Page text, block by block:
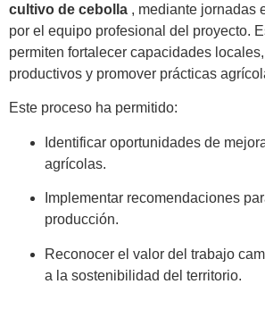
cultivo de cebolla , mediante jornadas
por el equipo profesional del proyecto.
permiten fortalecer capacidades
productivos y promover prácticas
Este proceso ha permitido:
Identificar oportunidades de
agrícolas.
Implementar recomendaciones
producción.
Reconocer el valor del trabajo
a la sostenibilidad del territorio.